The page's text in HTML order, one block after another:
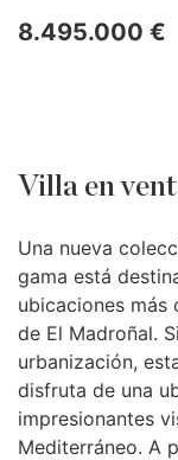
8.495.000 €
Villa en
Una nueva
gama está
ubicaciones más
de El Madroñal.
urbanización,
disfruta de una
impresionantes
Mediterráneo. A